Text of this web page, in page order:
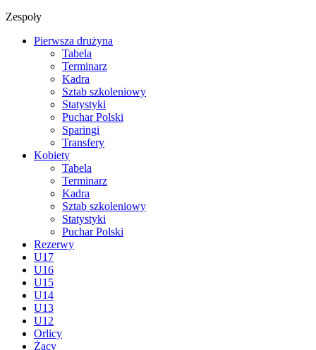
Zespoły
Pierwsza drużyna
Tabela
Terminarz
Kadra
Sztab szkoleniowy
Statystyki
Puchar Polski
Sparingi
Transfery
Kobiety
Tabela
Terminarz
Kadra
Sztab szkoleniowy
Statystyki
Puchar Polski
Rezerwy
U17
U16
U15
U14
U13
U12
Orlicy
Żacy